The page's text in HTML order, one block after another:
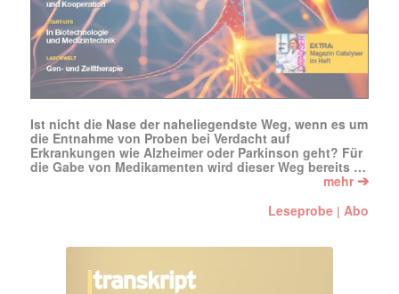
Ist nicht die Nase der naheliegendste Weg, wenn es um
die Entnahme von Proben bei Verdacht auf
Erkrankungen wie Alzheimer oder Parkinson geht? Für
die Gabe von Medikamenten wird dieser Weg bereits …
mehr ➔
Leseprobe |Abo